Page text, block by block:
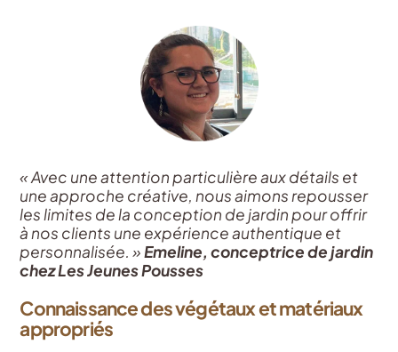
« Avec une attention particulière aux détails et
une approche créative, nous aimons repousser
les limites de la conception de jardin pour offrir
à nos clients une expérience authentique et
personnalisée. »Emeline, conceptrice de jardin
chez Les Jeunes Pousses
Connaissance des végétaux et matériaux
appropriés